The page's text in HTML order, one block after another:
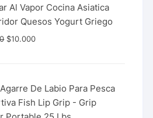
Al Vapor Cocina Asiatica
Quesos Yogurt Griego
$10.000
De Labio Para Pesca
Fish Lip Grip - Grip